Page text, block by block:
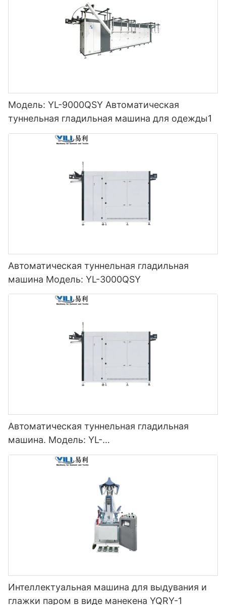
Модель: YL-9000QSY Автоматическая
туннельная гладильная машина для одежды1
Автоматическая туннельная гладильная
машина Модель: YL-3000QSY
Автоматическая туннельная гладильная
машина. Модель: YL-
3000/5000/7000/9000/11000QSY
Интеллектуальная машина для выдувания и
глажки паром в виде манекена YQRY-1